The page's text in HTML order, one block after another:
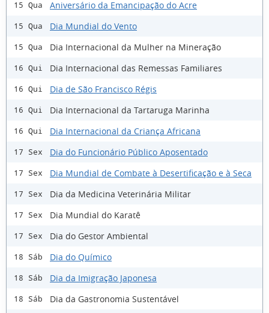
15 Qua Aniversário da Emancipação do Acre
15 Qua Dia Mundial do Vento
15 Qua Dia Internacional da Mulher na Mineração
16 Qui Dia Internacional das Remessas Familiares
16 Qui Dia de São Francisco Régis
16 Qui Dia Internacional da Tartaruga Marinha
16 Qui Dia Internacional da Criança Africana
17 Sex Dia do Funcionário Público Aposentado
17 Sex Dia Mundial de Combate à Desertificação e à Seca
17 Sex Dia da Medicina Veterinária Militar
17 Sex Dia Mundial do Karatê
17 Sex Dia do Gestor Ambiental
18 Sáb Dia do Químico
18 Sáb Dia da Imigração Japonesa
18 Sáb Dia da Gastronomia Sustentável